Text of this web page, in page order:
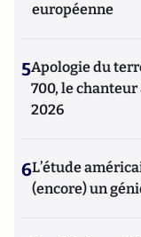
européenne
5Apologie du
700, le chanteur
2026
6L’étude
(encore) un